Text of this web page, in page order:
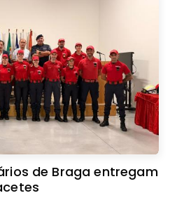
de Braga entregam